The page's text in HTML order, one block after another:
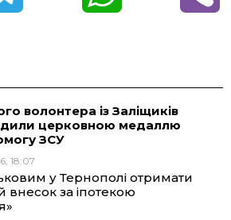
e
g
r
t
A
волонтера із Заліщиків
церковною медаллю
ЗСУ
18:07
у Тернополі отримати
за іпотекою